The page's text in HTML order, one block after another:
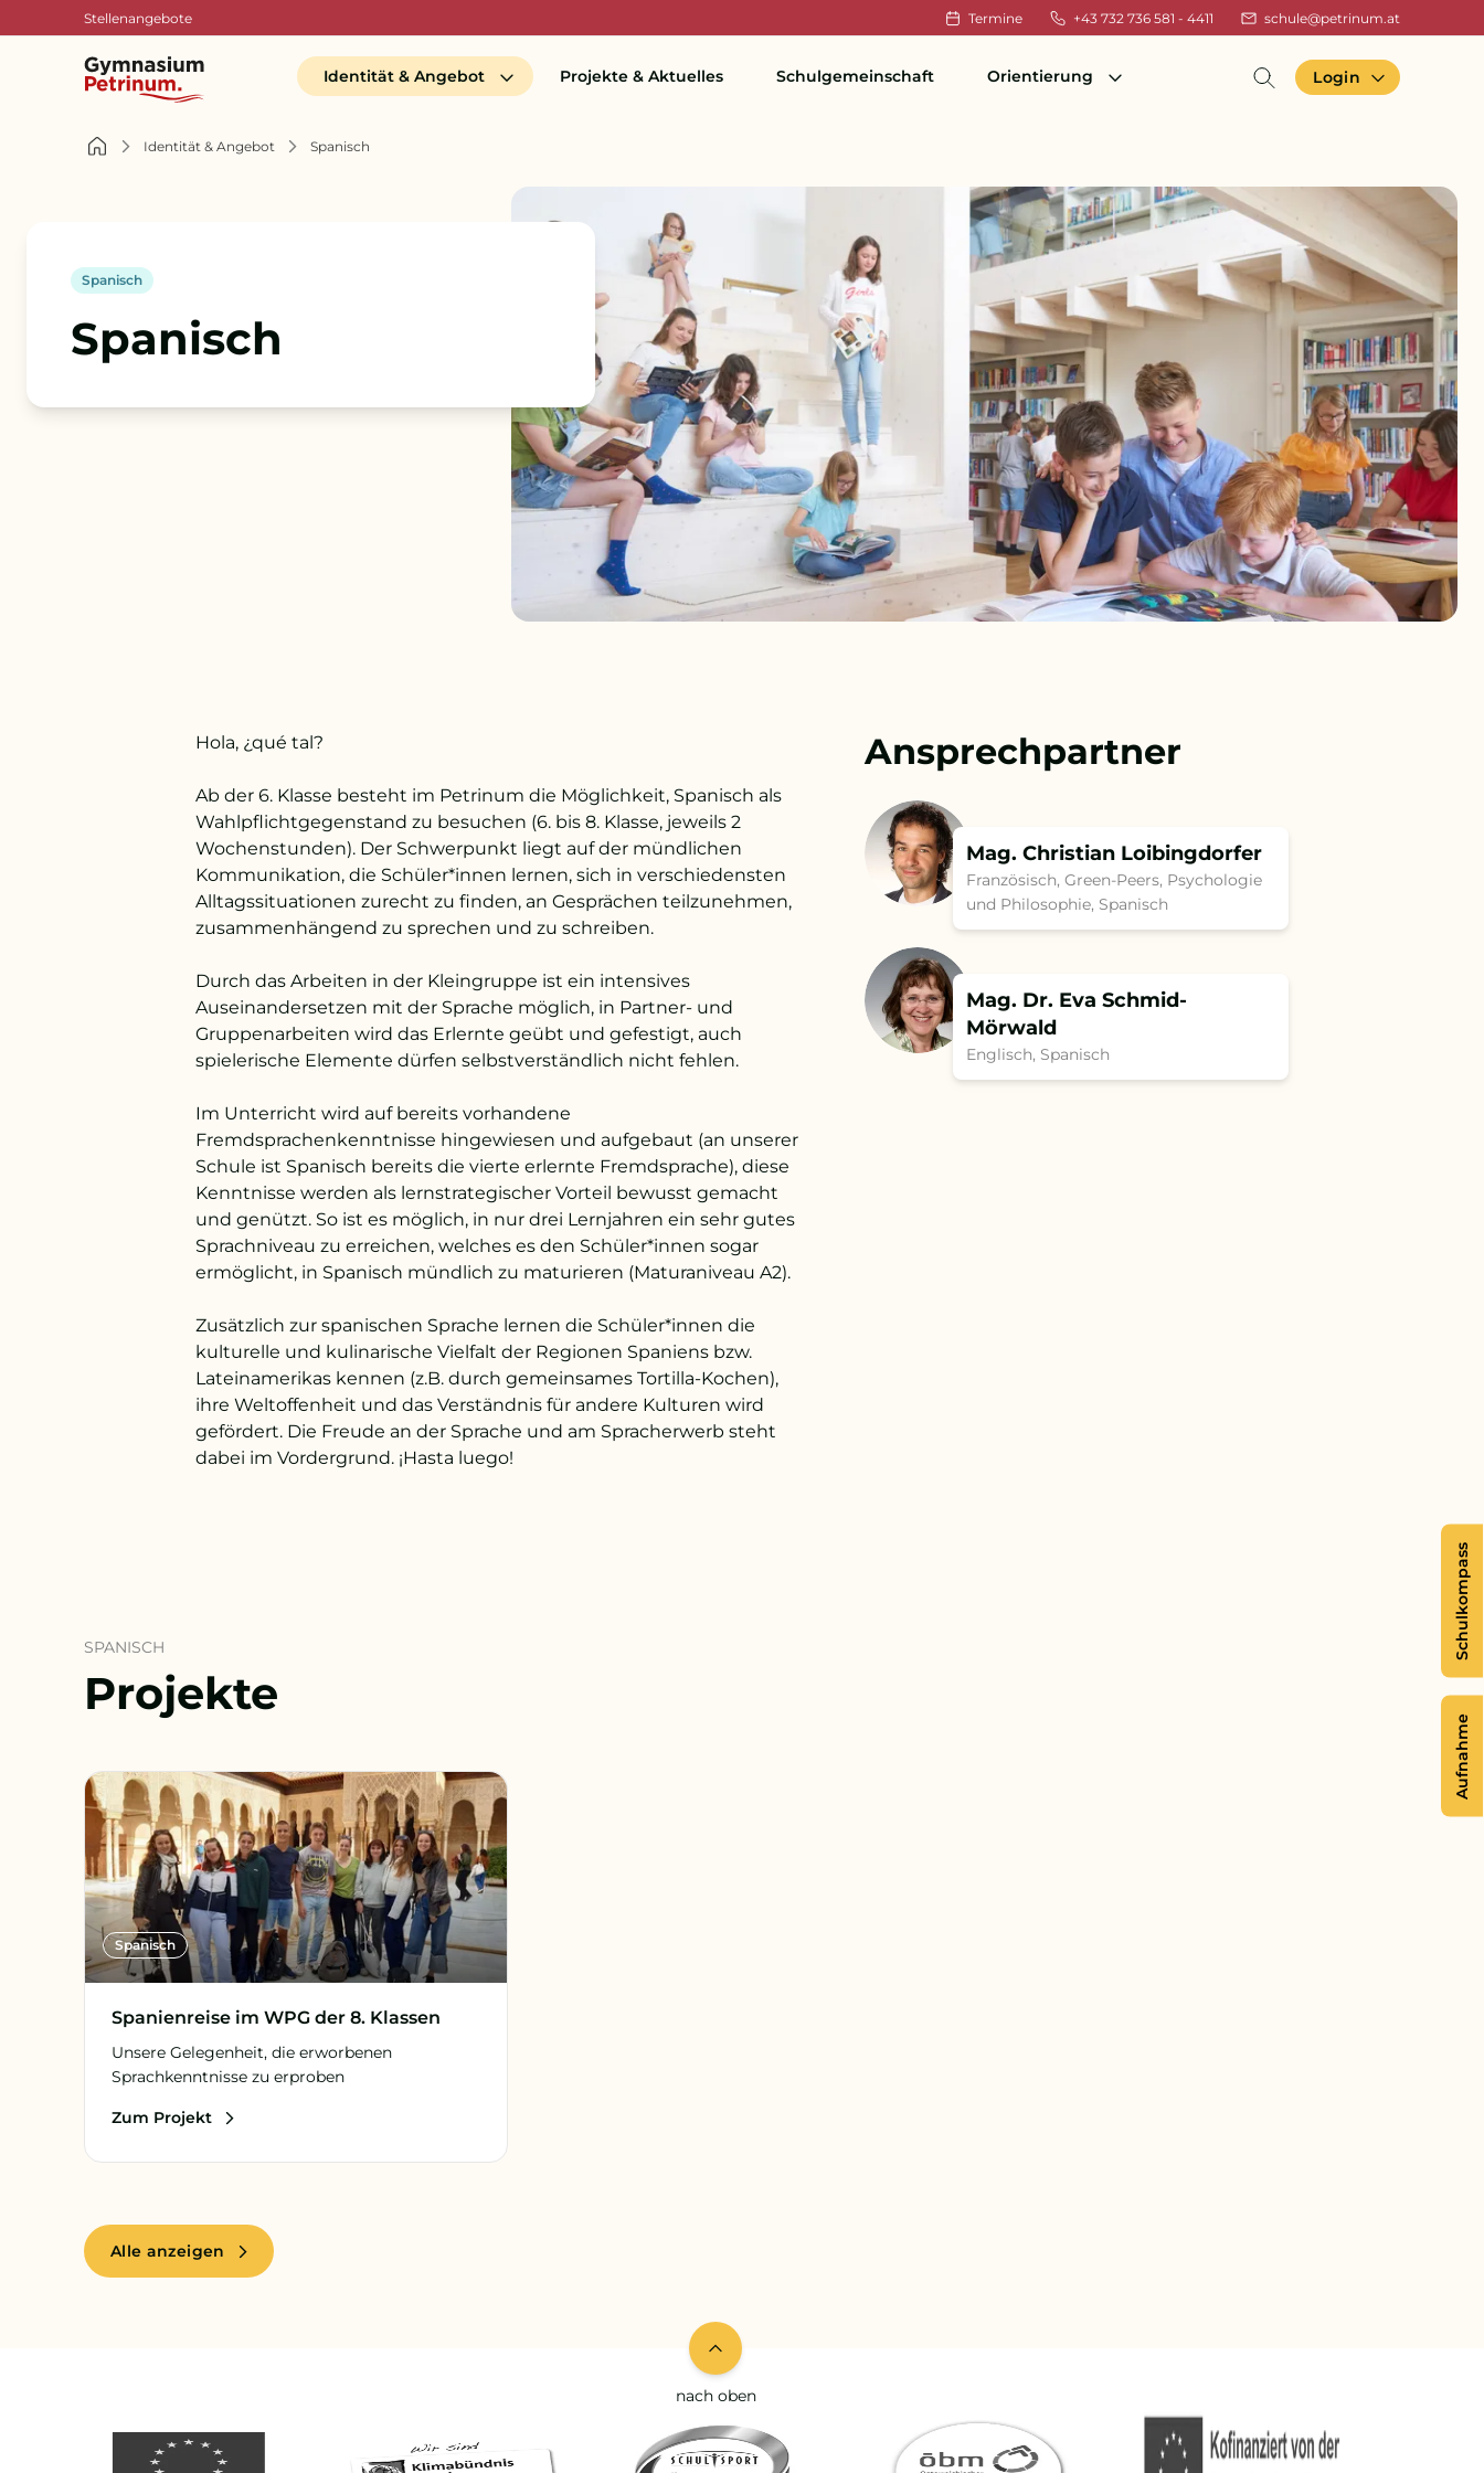
Stellenangebote Termine +43 732 736 581 - 4411 schule@petrinum.at
Identität & Angebot Projekte & Aktuelles Schulgemeinschaft Orientierung Login
Identität & Angebot Spanisch
Spanisch
Spanisch
Hola, ¿qué tal?
Ab der 6. Klasse besteht im Petrinum die Möglichkeit, Spanisch als
Wahlpflichtgegenstand zu besuchen (6. bis 8. Klasse, jeweils 2
Wochenstunden). Der Schwerpunkt liegt auf der mündlichen
Kommunikation, die Schüler*innen lernen, sich in verschiedensten
Alltagssituationen zurecht zu finden, an Gesprächen teilzunehmen,
zusammenhängend zu sprechen und zu schreiben.
Durch das Arbeiten in der Kleingruppe ist ein intensives
Auseinandersetzen mit der Sprache möglich, in Partner- und
Gruppenarbeiten wird das Erlernte geübt und gefestigt, auch
spielerische Elemente dürfen selbstverständlich nicht fehlen.
Im Unterricht wird auf bereits vorhandene
Fremdsprachenkenntnisse hingewiesen und aufgebaut (an unserer
Schule ist Spanisch bereits die vierte erlernte Fremdsprache), diese
Kenntnisse werden als lernstrategischer Vorteil bewusst gemacht
und genützt. So ist es möglich, in nur drei Lernjahren ein sehr gutes
Sprachniveau zu erreichen, welches es den Schüler*innen sogar
ermöglicht, in Spanisch mündlich zu maturieren (Maturaniveau A2).
Zusätzlich zur spanischen Sprache lernen die Schüler*innen die
kulturelle und kulinarische Vielfalt der Regionen Spaniens bzw.
Lateinamerikas kennen (z.B. durch gemeinsames Tortilla-Kochen),
ihre Weltoffenheit und das Verständnis für andere Kulturen wird
gefördert. Die Freude an der Sprache und am Spracherwerb steht
dabei im Vordergrund. ¡Hasta luego!
Ansprechpartner
Mag. Christian Loibingdorfer
Französisch, Green-Peers, Psychologie
und Philosophie, Spanisch
Mag. Dr. Eva Schmid-
Mörwald
Englisch, Spanisch
SPANISCH
Projekte
Spanisch
Spanienreise im WPG der 8. Klassen
Unsere Gelegenheit, die erworbenen
Sprachkenntnisse zu erproben
Zum Projekt
Alle anzeigen
nach oben
Aufnahme
Schulkompass